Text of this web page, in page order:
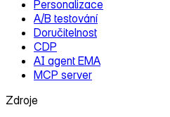
Personalizace
A/B testování
Doručitelnost
CDP
AI agent EMA
MCP server
Zdroje